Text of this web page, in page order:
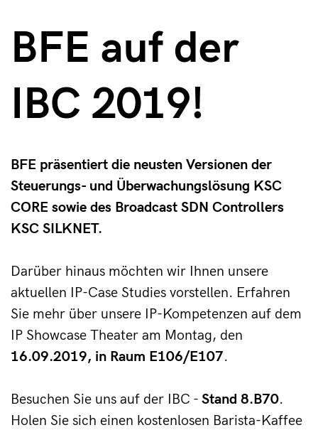
BFE präsentiert die neusten Versionen der
Steuerungs- und Überwachungslösung KSC
CORE sowie des Broadcast SDN Controllers
KSC SILKNET.
Darüber hinaus möchten wir Ihnen unsere
aktuellen IP-Case Studies vorstellen. Erfahren
Sie mehr über unsere IP-Kompetenzen auf dem
IP Showcase Theater am Montag, den
16.09.2019, in Raum E106/E107.
Besuchen Sie uns auf der IBC - Stand 8.B70.
Holen Sie sich einen kostenlosen Barista-Kaffee
BFE auf der
IBC 2019!